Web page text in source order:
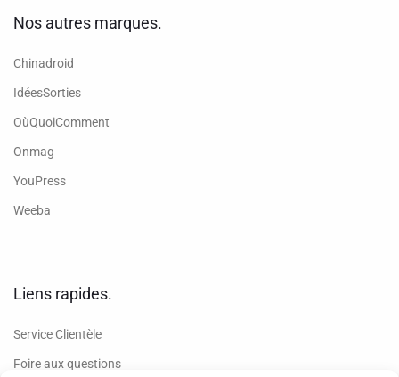
Nos autres marques.
Chinadroid
IdéesSorties
OùQuoiComment
Onmag
YouPress
Weeba
Liens rapides.
Service Clientèle
Foire aux questions